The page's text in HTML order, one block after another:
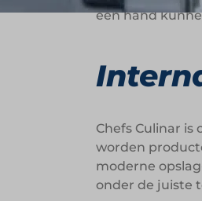
één hand
Chefs Culinar
worden
moderne
onder de juiste